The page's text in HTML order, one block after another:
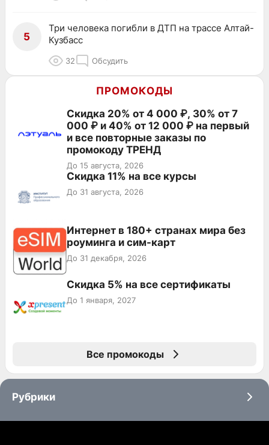
5
Три человека погибли в ДТП на трассе Алтай-
Кузбасс
32 Обсудить
ПРОМОКОДЫ
Скидка 20% от 4 000 ₽, 30% от 7
000 ₽ и 40% от 12 000 ₽ на первый
и все повторные заказы по
промокоду ТРЕНД
До 15 августа, 2026
Скидка 11% на все курсы
До 31 августа, 2026
Интернет в 180+ странах мира без
роуминга и сим-карт
До 31 декабря, 2026
Скидка 5% на все сертификаты
До 1 января, 2027
Все промокоды
Рубрики